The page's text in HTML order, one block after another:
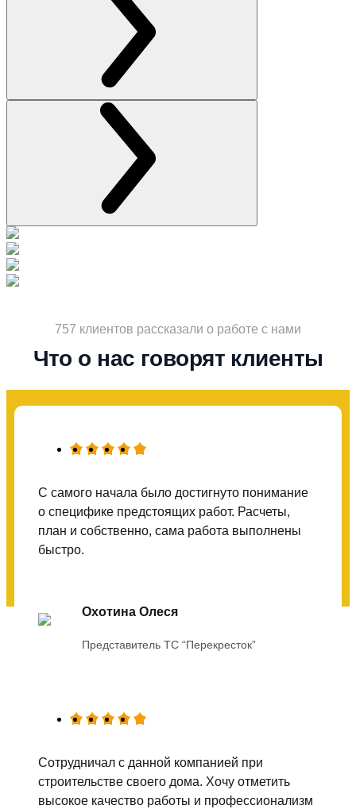
757 клиентов рассказали о работе с нами
Что о нас говорят клиенты
С самого начала было достигнуто понимание
о специфике предстоящих работ. Расчеты,
план и собственно, сама работа выполнены
быстро.
Охотина Олеся
Представитель ТС “Перекресток”
Сотрудничал с данной компанией при
строительстве своего дома. Хочу отметить
высокое качество работы и профессионализм